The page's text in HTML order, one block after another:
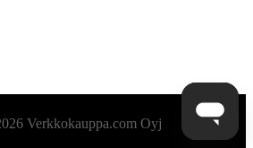
Verkkokauppa.com Oyj